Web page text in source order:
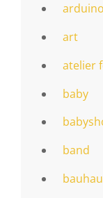
arduino
art
atelier
baby
band